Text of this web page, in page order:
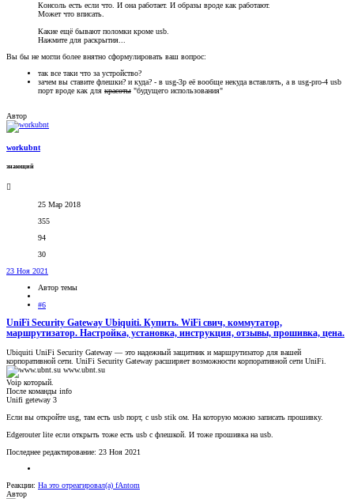
Консоль есть если что. И она работает. И образы вроде как работают.
Может что вписать.
Какие ещё бывают поломки кроме usb.
Нажмите для раскрытия...
Вы бы не могли более внятно сформулировать ваш вопрос:
так все таки что за устройство?
зачем вы ставите флешки? и куда? - в usg-3p её вообще некуда вставлять, а в usg-pro-4 usb
порт вроде как для красоты "будущего использования"
Автор
workubnt
знающий
25 Мар 2018
355
94
30
23 Ноя 2021
Автор темы
#6
UniFi Security Gateway Ubiquiti. Купить. WiFi свич, коммутатор,
маршрутизатор. Настройка, установка, инструкция, отзывы, прошивка, цена.
Ubiquiti UniFi Security Gateway — это надежный защитник и маршрутизатор для вашей
корпоративной сети. UniFi Security Gateway расширяет возможности корпоративной сети UniFi.
www.ubnt.su
Voip который.
После команды info
Unifi geteway 3
Если вы откройте usg, там есть usb порт, с usb stik ом. На которую можно записать прошивку.
Edgerouter lite если открыть тоже есть usb с флешкой. И тоже прошивка на usb.
Последнее редактирование: 23 Ноя 2021
Реакции: На это отреагировал(а) fAntom
Автор